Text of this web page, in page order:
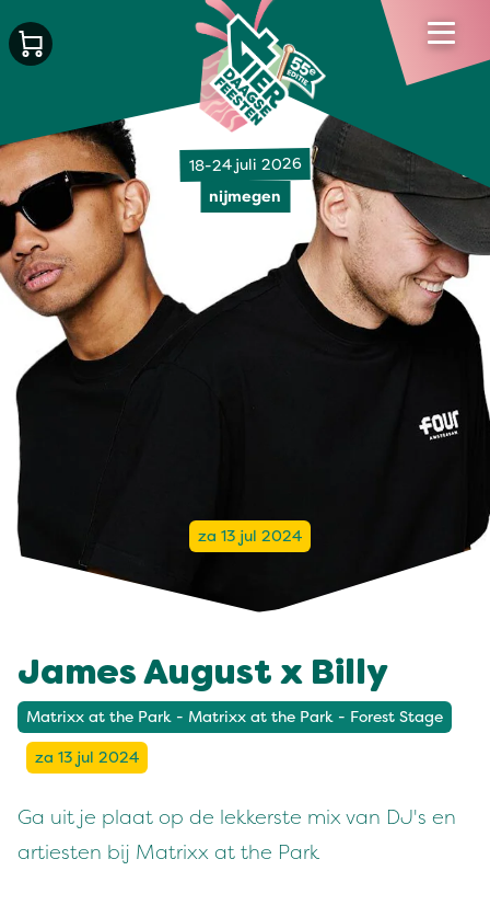
18-24 juli 2026
nijmegen
za 13 jul 2024
James August x Billy
Matrixx at the Park - Matrixx at the Park - Forest Stage
za 13 jul 2024
Ga uit je plaat op de lekkerste mix van DJ's en
artiesten bij Matrixx at the Park